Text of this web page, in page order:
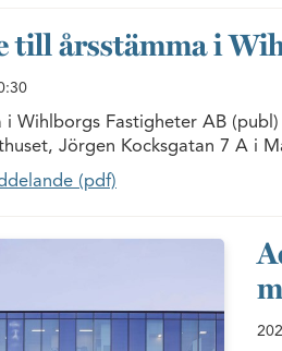
till årsstämma i
i Wihlborgs Fastigheter AB
Jörgen Kocksgatan 7 A i
(pdf)